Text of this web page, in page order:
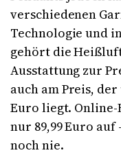
verschiedenen
Technologie und
gehört die
Ausstattung zur
auch am Preis,
Euro liegt.
nur 89,99 Euro
noch nie.